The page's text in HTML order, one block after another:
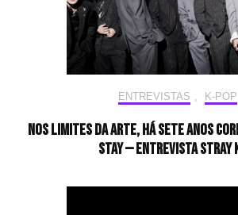
ENTREVISTAS , K-POP
Nos limites da arte, há sete anos
STAY — Entrevista Stray